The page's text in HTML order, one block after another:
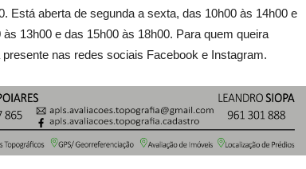
Está aberta de segunda a sexta, das 10h00 às 14h00 e
13h00 e das 15h00 às 18h00. Para quem queira
nas redes sociais Facebook e Instagram.